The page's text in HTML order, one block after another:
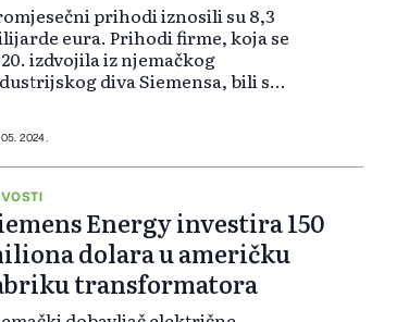
prihodi iznosili su 8,3
eura. Prihodi firme, koja se
izdvojila iz njemačkog
diva Siemensa, bili su
prognoze za poslovnu...
2024.
Energy investira 150
dolara u američku
transformatora